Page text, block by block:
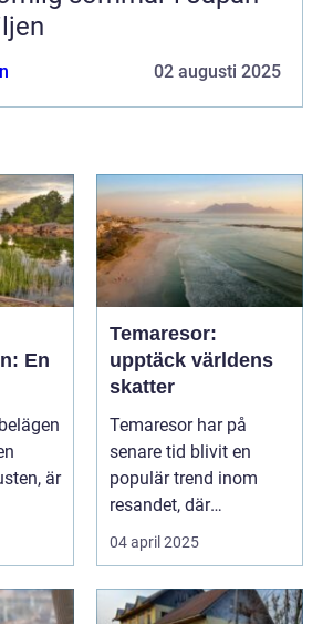
02 augusti 2025
En
är
Temaresor:
upptäck världens
skatter
Temaresor har på
senare tid blivit en
populär trend inom
resandet, där
resenäre...
04 april 2025